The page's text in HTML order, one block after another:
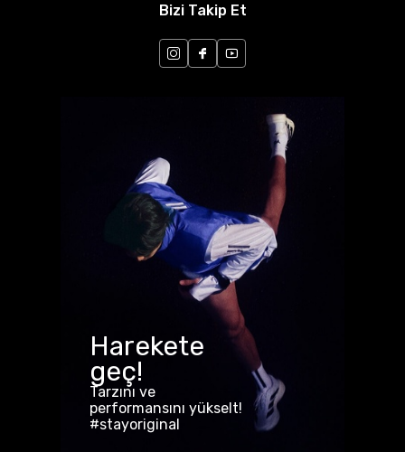
Bizi Takip Et
Harekete
geç!
Tarzını ve
performansını yükselt!
#stayoriginal